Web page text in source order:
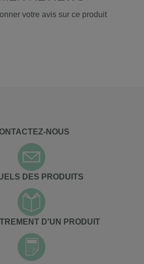
votre avis sur ce produit
NOUS
DES PRODUITS
D'UN PRODUIT